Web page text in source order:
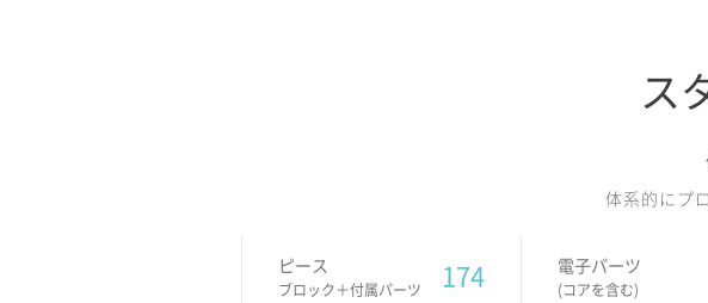
ス
体系的にプ
ピース
ブロック＋付属パーツ 174 電子パーツ
(コアを含む)